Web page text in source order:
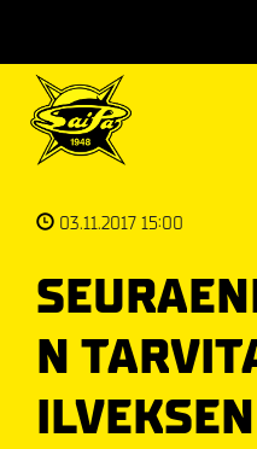
03.11.2017 15:00
N
ILVEKSEN